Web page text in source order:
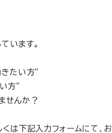
います。
たい方”
方”
せんか？
は下記入力フォームにて、